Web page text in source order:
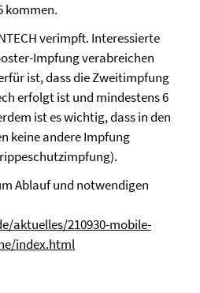
kommen.
verimpft. Interessierte
Impfung verabreichen
ist, dass die Zweitimpfung
erfolgt ist und mindestens 6
ist es wichtig, dass in den
keine andere Impfung
Ablauf und notwendigen
aktuelles/210930-mobile-
index.html